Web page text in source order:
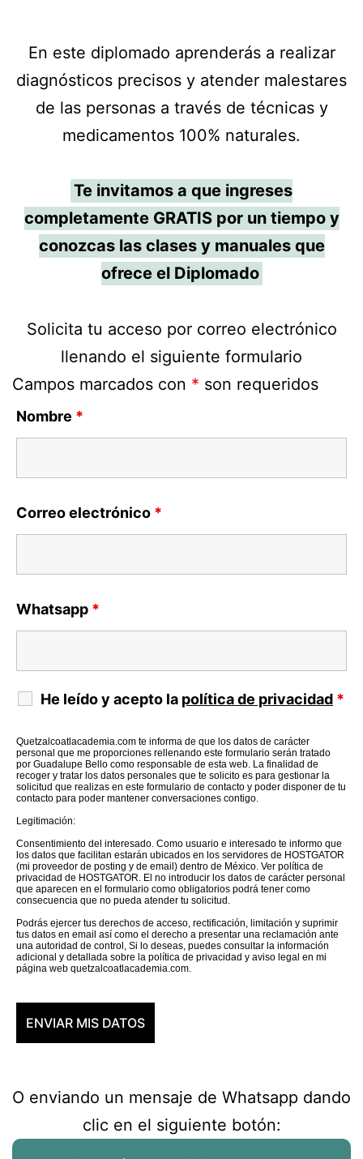
En este diplomado aprenderás a realizar
diagnósticos precisos y atender malestares
de las personas a través de técnicas y
medicamentos 100% naturales.
Te invitamos a que ingreses
completamente GRATIS por un tiempo y
conozcas las clases y manuales que
ofrece el Diplomado
Solicita tu acceso por correo electrónico
llenando el siguiente formulario
Campos marcados con * son requeridos
Nombre *
Correo electrónico *
Whatsapp *
He leído y acepto la política de privacidad *
Quetzalcoatlacademia.com te informa de que los datos de carácter
personal que me proporciones rellenando este formulario serán tratado
por Guadalupe Bello como responsable de esta web. La finalidad de
recoger y tratar los datos personales que te solicito es para gestionar la
solicitud que realizas en este formulario de contacto y poder disponer de tu
contacto para poder mantener conversaciones contigo.
Legitimación:
Consentimiento del interesado. Como usuario e interesado te informo que
los datos que facilitan estarán ubicados en los servidores de HOSTGATOR
(mi proveedor de posting y de email) dentro de México. Ver política de
privacidad de HOSTGATOR. El no introducir los datos de carácter personal
que aparecen en el formulario como obligatorios podrá tener como
consecuencia que no pueda atender tu solicitud.
Podrás ejercer tus derechos de acceso, rectificación, limitación y suprimir
tus datos en email así como el derecho a presentar una reclamación ante
una autoridad de control, Si lo deseas, puedes consultar la información
adicional y detallada sobre la política de privacidad y aviso legal en mi
página web quetzalcoatlacademia.com.
O enviando un mensaje de Whatsapp dando
clic en el siguiente botón: